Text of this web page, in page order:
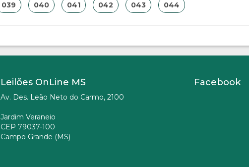
039 040 041 042 043 044
Leilões OnLine MS
Av. Des. Leão Neto do Carmo, 2100
Jardim Veraneio
CEP 79037-100
Campo Grande (MS)
Facebook